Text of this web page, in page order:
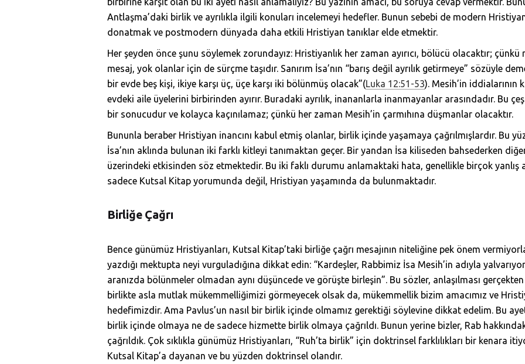
Antlaşma’daki birlik ve ayrılıkla ilgili konuları incelemeyi hedefler. Bunun sebebi de modern
donatmak ve postmodern dünyada daha etkili Hristiyan tanıklar elde etmektir.
Her şeyden önce şunu söylemek zorundayız: Hristiyanlık her zaman ayırıcı, bölücü olacaktır;
mesaj, yok olanlar için de sürçme taşıdır. Sanırım İsa’nın “barış değil ayrılık getirmeye” sözüyle
bir evde beş kişi, ikiye karşı üç, üçe karşı iki bölünmüş olacak”(Luka 12:51-53). Mesih’in
evdeki aile üyelerini birbirinden ayırır. Buradaki ayrılık, inananlarla inanmayanlar arasındadır. Bu
bir sonucudur ve kolayca kaçınılamaz; çünkü her zaman Mesih’in çarmıhına düşmanlar olacaktır.
Bununla beraber Hristiyan inancını kabul etmiş olanlar, birlik içinde yaşamaya çağrılmışlardır. Bu
İsa’nın aklında bulunan iki farklı kitleyi tanımaktan geçer. Bir yandan İsa kiliseden bahsederken
üzerindeki etkisinden söz etmektedir. Bu iki faklı durumu anlamaktaki hata, genellikle birçok yanlış
sadece Kutsal Kitap yorumunda değil, Hristiyan yaşamında da bulunmaktadır.
Birliğe Çağrı
Bence günümüz Hristiyanları, Kutsal Kitap’taki birliğe çağrı mesajının niteliğine pek önem
yazdığı mektupta neyi vurguladığına dikkat edin: “Kardeşler, Rabbimiz İsa Mesih’in adıyla
aranızda bölünmeler olmadan aynı düşüncede ve görüşte birleşin”. Bu sözler, anlaşılması
birlikte asla mutlak mükemmelliğimizi görmeyecek olsak da, mükemmellik bizim amacımız ve
hedefimizdir. Ama Pavlus’un nasıl bir birlik içinde olmamız gerektiği söylevine dikkat edelim. Bu
birlik içinde olmaya ne de sadece hizmette birlik olmaya çağrıldı. Bunun yerine bizler, Rab
çağrıldık. Çok sıklıkla günümüz Hristiyanları, “Ruh’ta birlik” için doktrinsel farklılıkları bir kenara
Kutsal Kitap’a dayanan ve bu yüzden doktrinsel olandır.